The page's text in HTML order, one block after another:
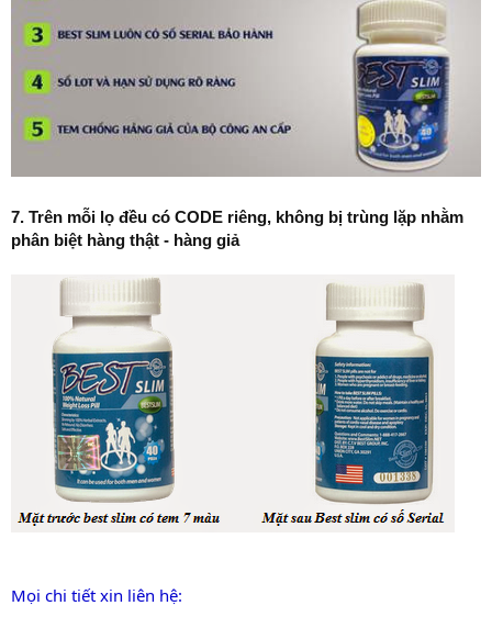
7. Trên mỗi lọ đều có CODE riêng, không bị trùng lặp nhằm
phân biệt hàng thật - hàng giả
Mọi chi tiết xin liên hệ: